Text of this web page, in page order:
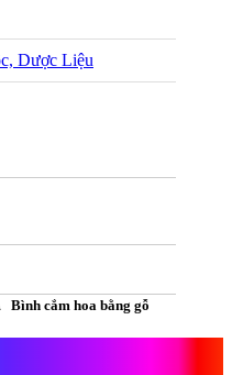
Dược Liệu
Bình cắm hoa bằng gỗ